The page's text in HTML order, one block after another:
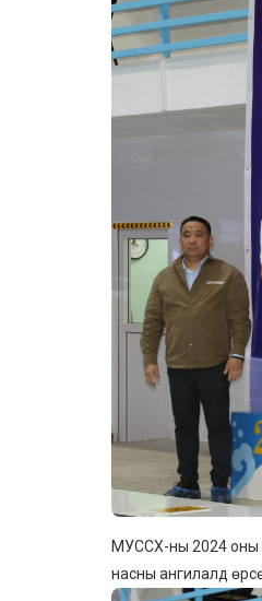
МУССХ-ны 2024 оны
насны ангилалд